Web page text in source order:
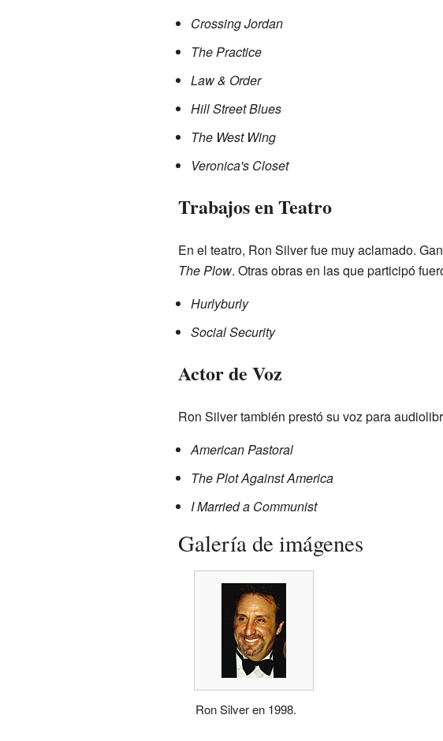
Crossing Jordan
The Practice
Law & Order
Hill Street Blues
The West Wing
Veronica's Closet
Trabajos en Teatro
En el teatro, Ron Silver fue muy aclamado.
The Plow. Otras obras en las que participó
Hurlyburly
Social Security
Actor de Voz
Ron Silver también prestó su voz para
American Pastoral
The Plot Against America
I Married a Communist
Galería de imágenes
Ron Silver en 1998.